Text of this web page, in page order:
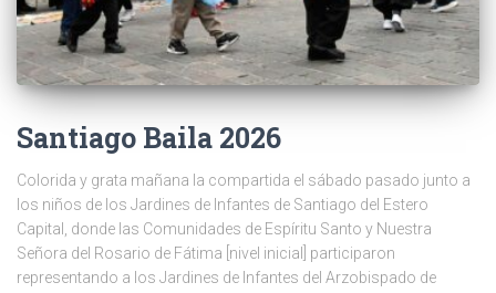
Santiago Baila 2026
Colorida y grata mañana la compartida el sábado pasado junto a
los niños de los Jardines de Infantes de Santiago del Estero
Capital, donde las Comunidades de Espíritu Santo y Nuestra
Señora del Rosario de Fátima [nivel inicial] participaron
representando a los Jardines de Infantes del Arzobispado de